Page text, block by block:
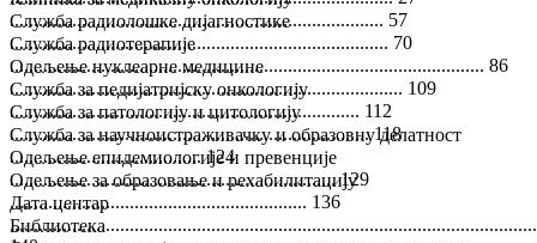
.............................................................................. 57
Служба радиолошке дијагностике
............................................................................... 70
Служба радиотерапије
................................................................................................... 86
Одељење нуклеарне медицине
.................................................................................. 109
Служба за педијатријску онкологију
......................................................................... 112
Служба за патологију и цитологију
........................................................................... 118
Служба за научноистраживачку и образовну делатност
........................................ 124
Одељење епидемиологије и превенције
.................................................................... 129
Одељење за образовање и рехабилитацију
.............................................................. 136
Дата центар
Библиотека